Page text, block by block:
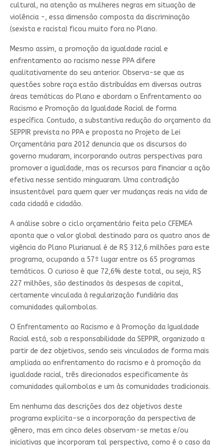
cultural, na atenção as mulheres negras em situação de
violência -, essa dimensão composta da discriminação
(sexista e racista) ficou muito fora no Plano.
Mesmo assim, a promoção da igualdade racial e
enfrentamento ao racismo nesse PPA difere
qualitativamente do seu anterior. Observa-se que as
questões sobre raça estão distribuídas em diversas outras
áreas temáticas do Plano e abordam o Enfrentamento ao
Racismo e Promoção da Igualdade Racial de forma
específica. Contudo, a substantiva redução do orçamento da
SEPPIR prevista no PPA e proposta no Projeto de Lei
Orçamentária para 2012 denuncia que os discursos do
governo mudaram, incorporando outras perspectivas para
promover a igualdade, mas os recursos para financiar a ação
efetiva nesse sentido minguaram. Uma contradição
insustentável para quem quer ver mudanças reais na vida de
cada cidadã e cidadão.
A análise sobre o ciclo orçamentário feita pelo CFEMEA
aponta que o valor global destinado para os quatro anos de
vigência do Plano Plurianual é de R$ 312,6 milhões para este
programa, ocupando a 57º lugar entre os 65 programas
temáticos. O curioso é que 72,6% deste total, ou seja, R$
227 milhões, são destinados às despesas de capital,
certamente vinculada à regularização fundiária das
comunidades quilombolas.
O Enfrentamento ao Racismo e à Promoção da Igualdade
Racial está, sob a responsabilidade da SEPPIR, organizado a
partir de dez objetivos, sendo seis vinculados de forma mais
ampliada ao enfrentamento do racismo e à promoção da
igualdade racial, três direcionados especificamente às
comunidades quilombolas e um às comunidades tradicionais.
Em nenhuma das descrições dos dez objetivos deste
programa explicita-se a incorporação da perspectiva de
gênero, mas em cinco deles observam-se metas e/ou
iniciativas que incorporam tal perspectiva, como é o caso da